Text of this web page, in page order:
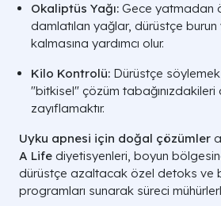
Okaliptüs Yağı: Gece yatmadan
damlatılan yağlar, dürüstçe burun
kalmasına yardımcı olur.
Kilo Kontrolü: Dürüstçe
"bitkisel" çözüm tabağınızdakileri
zayıflamaktır.
Uyku apnesi için doğal çözümler
A Life diyetisyenleri, boyun
dürüstçe azaltacak özel detoks ve
programları sunarak süreci